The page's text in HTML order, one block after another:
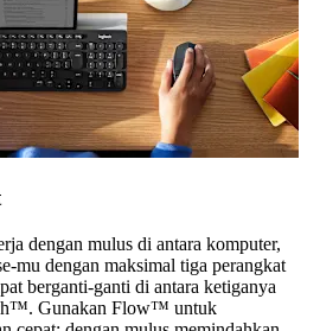
dengan mulus di antara komputer,
mu dengan maksimal tiga perangkat
berganti-ganti di antara ketiganya
Gunakan Flow™ untuk